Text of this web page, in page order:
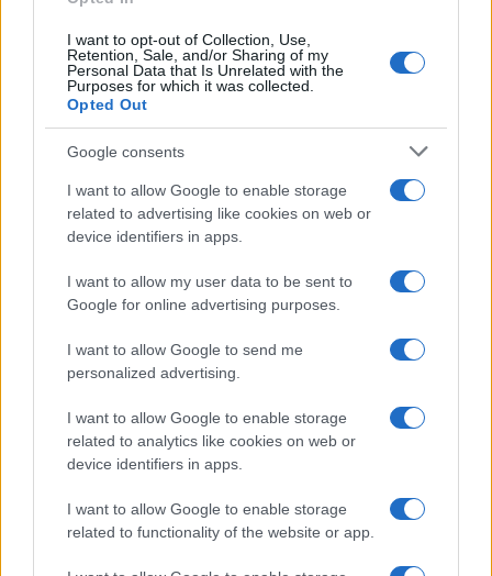
I want to opt-out of Collection, Use,
Retention, Sale, and/or Sharing of my
Personal Data that Is Unrelated with the
Purposes for which it was collected.
Opted Out
Google consents
I want to allow Google to enable storage
related to advertising like cookies on web or
device identifiers in apps.
I want to allow my user data to be sent to
Google for online advertising purposes.
I want to allow Google to send me
personalized advertising.
I want to allow Google to enable storage
related to analytics like cookies on web or
device identifiers in apps.
I want to allow Google to enable storage
related to functionality of the website or app.
Sigue leyendo
El Brent cae un 8.3% y arrastra a las materias primas
Lucía Herrera · 7 Ago 2026